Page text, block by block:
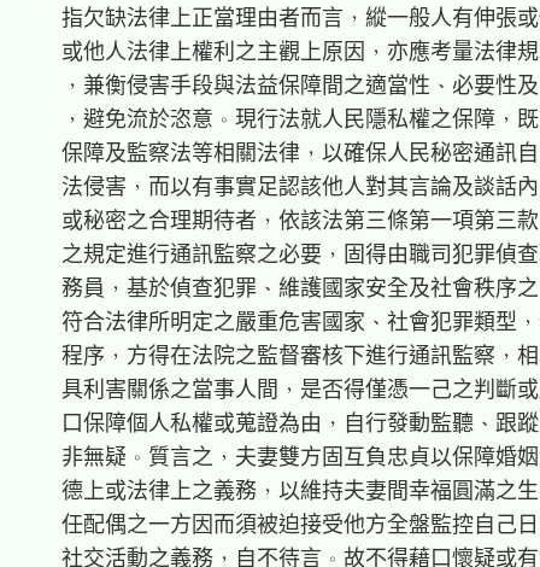
指欠缺法律上正當理由者而言，縱一般人有伸張
或他人法律上權利之主觀上原因，亦應考量法律
，兼衡侵害手段與法益保障間之適當性、必要性
，避免流於恣意。現行法就人民隱私權之保障，
保障及監察法等相關法律，以確保人民秘密通訊
法侵害，而以有事實足認該他人對其言論及談話
或秘密之合理期待者，依該法第三條第一項第三
之規定進行通訊監察之必要，固得由職司犯罪偵
務員，基於偵查犯罪、維護國家安全及社會秩序
符合法律所明定之嚴重危害國家、社會犯罪類型
程序，方得在法院之監督審核下進行通訊監察，
具利害關係之當事人間，是否得僅憑一己之判斷
口保障個人私權或蒐證為由，自行發動監聽、跟
非無疑。質言之，夫妻雙方固互負忠貞以保障婚
德上或法律上之義務，以維持夫妻間幸福圓滿之
任配偶之一方因而須被迫接受他方全盤監控自己
社交活動之義務，自不待言。故不得藉口懷疑或